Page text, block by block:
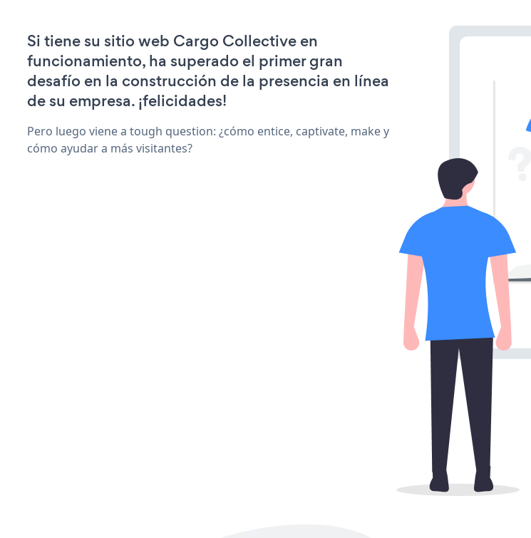
Si tiene su sitio web Cargo Collective en
funcionamiento, ha superado el primer gran
desafío en la construcción de la presencia en línea
de su empresa. ¡felicidades!
Pero luego viene a tough question: ¿cómo entice, captivate, make y
cómo ayudar a más visitantes?